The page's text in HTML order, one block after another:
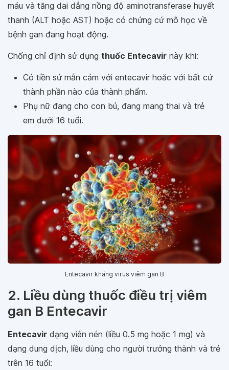
máu và tăng dai dẳng nồng độ aminotransferase huyết
thanh (ALT hoặc AST) hoặc có chứng cứ mô học về
bệnh gan đang hoạt động.
Chống chỉ định sử dụng thuốc Entecavir này khi:
Có tiền sử mẫn cảm với entecavir hoăc với bất cứ
thành phần nào của thành phẩm.
Phụ nữ đang cho con bú, đang mang thai và trẻ
em dưới 16 tuổi.
Entecavir kháng virus viêm gan B
2. Liều dùng thuốc điều trị viêm
gan B Entecavir
Entecavir dạng viên nén (liều 0.5 mg hoặc 1 mg) và
dạng dung dịch, liều dùng cho người trưởng thành và trẻ
trên 16 tuổi: